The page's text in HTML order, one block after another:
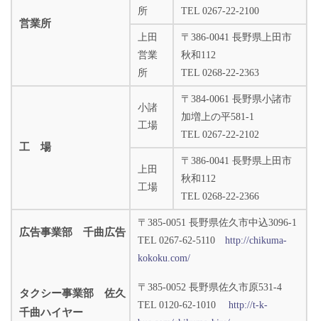
営業所
所
TEL 0267-22-2100
上田
営業
所
〒386-0041 長野県上田市
秋和112
TEL 0268-22-2363
工 場
小諸
工場
〒384-0061 長野県小諸市
加増上の平581-1
TEL 0267-22-2102
上田
工場
〒386-0041 長野県上田市
秋和112
TEL 0268-22-2366
広告事業部 千曲広告
タクシー事業部 佐久
千曲ハイヤー
〒385-0051 長野県佐久市中込3096-1
TEL 0267-62-5110 http://chikuma-
kokoku.com/
〒385-0052 長野県佐久市原531-4
TEL 0120-62-1010 http://t-k-